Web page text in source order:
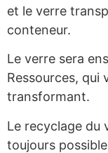
et le verre
conteneur.
Le verre sera
Ressources, qui
transformant.
Le recyclage du
toujours